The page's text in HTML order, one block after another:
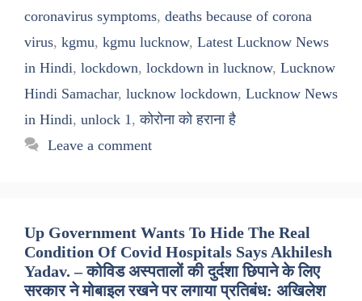
coronavirus symptoms, deaths because of corona
virus, kgmu, kgmu lucknow, Latest Lucknow News
in Hindi, lockdown, lockdown in lucknow, Lucknow
Hindi Samachar, lucknow lockdown, Lucknow News
in Hindi, unlock 1,कोरोना को हराना है
Leave a comment
Up Government Wants To Hide The Real
Condition Of Covid Hospitals Says Akhilesh
Yadav. – कोविड अस्पतालों की दुर्दशा छिपाने के लिए
सरकार ने मोबाइल रखने पर लगाया प्रतिबंध: अखिलेश